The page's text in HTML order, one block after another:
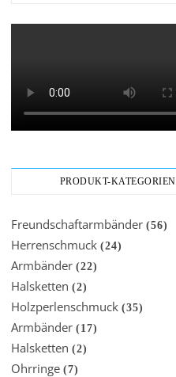
PRODUKT-KATEGORIEN
Freundschaftarmbänder (56)
Herrenschmuck (24)
Armbänder (22)
Halsketten (2)
Holzperlenschmuck (35)
Armbänder (17)
Halsketten (2)
Ohrringe (7)